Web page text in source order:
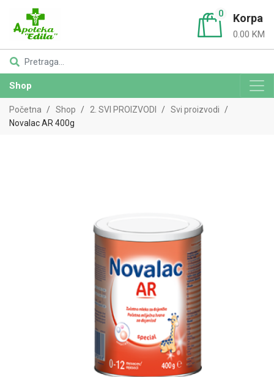
0 Korpa
0.00 KM
Shop
Početna Shop 2. SVI PROIZVODI
Svi proizvodi
Novalac AR 400g